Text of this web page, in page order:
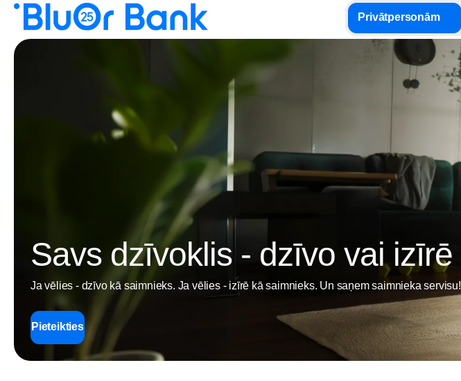
Privātpersonām
Savs dzīvoklis - dzīvo vai izīrē
Ja vēlies - dzīvo kā saimnieks. Ja vēlies - izīrē kā saimnieks. Un saņem saimnieka servisu!
Pieteikties